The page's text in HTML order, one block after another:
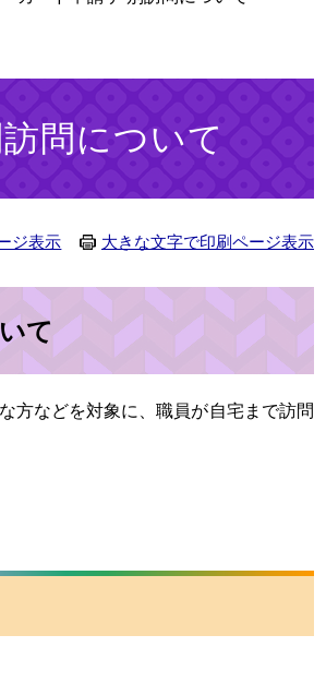
問について
ジ表示 大きな文字で印刷ページ表示
て​
方などを対象に、職員が自宅まで訪問